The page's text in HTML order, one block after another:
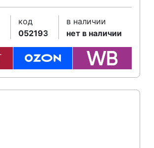
код
052193
в наличии
нет в наличии